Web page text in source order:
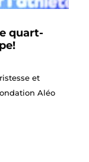
quart-
et
Aléo